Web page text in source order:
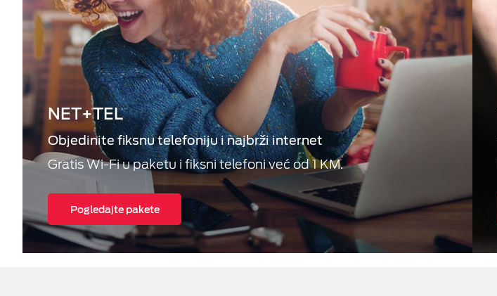
NET+TEL
Objedinite fiksnu telefoniju i najbrži internet
Gratis Wi-Fi u paketu i fiksni telefoni već od 1 KM.
Pogledajte pakete